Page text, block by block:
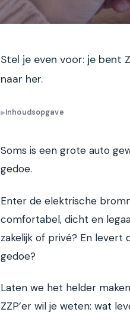
Stel je even voor: je bent
naar her.
▶Inhoudsopgave
Soms is een grote auto
gedoe.
Enter de elektrische
comfortabel, dicht en
zakelijk of privé? En
gedoe?
Laten we het helder
ZZP’er wil je weten: wat